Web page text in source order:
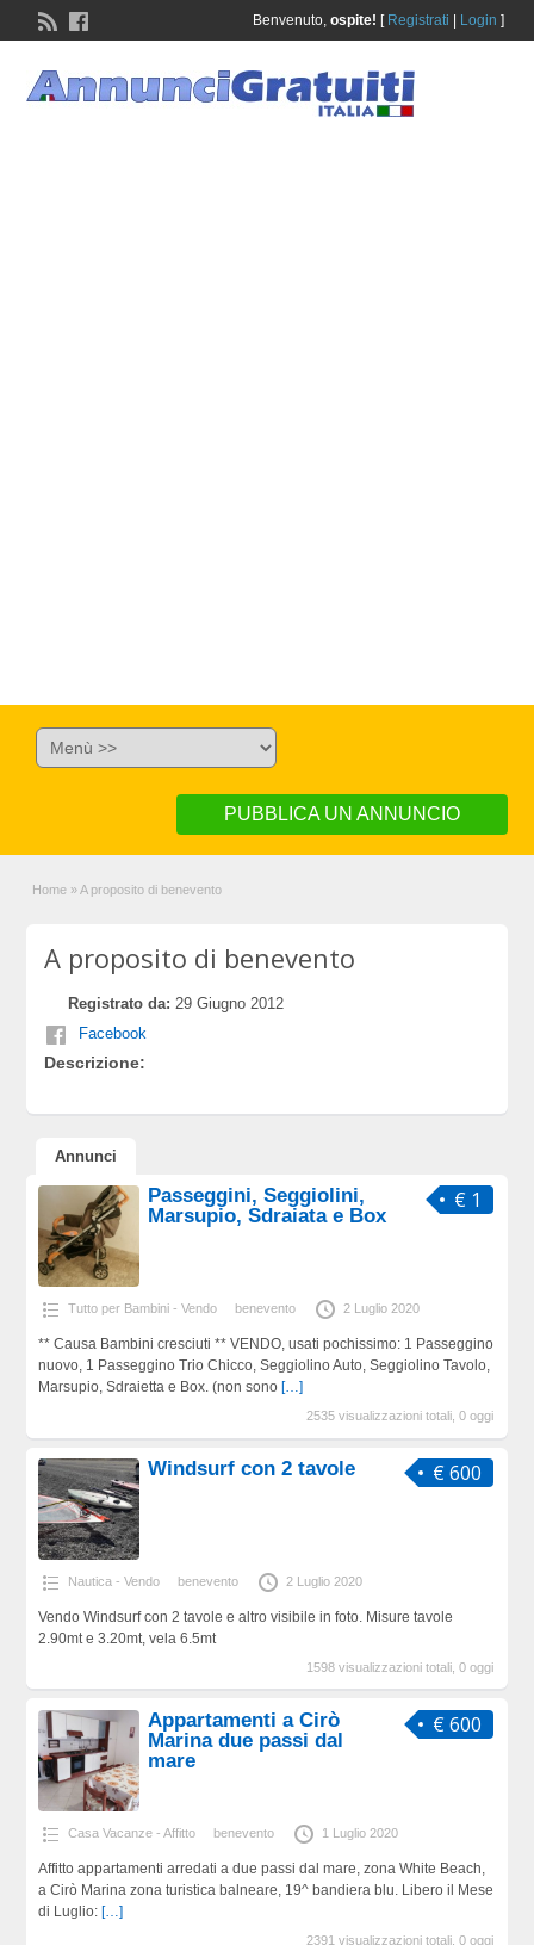
Benvenuto, ospite! [ Registrati Login ]
PUBBLICA UN ANNUNCIO
Home » A proposito di benevento
A proposito di benevento
Registrato da: 29 Giugno 2012
Facebook
Descrizione:
Annunci
€ 1
Passeggini, Seggiolini,
Marsupio, Sdraiata e Box
Tutto per Bambini - Vendo benevento 2 Luglio 2020
** Causa Bambini cresciuti ** VENDO, usati pochissimo: 1 Passeggino
nuovo, 1 Passeggino Trio Chicco, Seggiolino Auto, Seggiolino Tavolo,
Marsupio, Sdraietta e Box. (non sono […]
2535 visualizzazioni totali, 0 oggi
€ 600
Windsurf con 2 tavole
Nautica - Vendo benevento 2 Luglio 2020
Vendo Windsurf con 2 tavole e altro visibile in foto. Misure tavole
2.90mt e 3.20mt, vela 6.5mt
1598 visualizzazioni totali, 0 oggi
€ 600
Appartamenti a Cirò
Marina due passi dal
mare
Casa Vacanze - Affitto benevento 1 Luglio 2020
Affitto appartamenti arredati a due passi dal mare, zona White Beach,
a Cirò Marina zona turistica balneare, 19^ bandiera blu. Libero il Mese
di Luglio: […]
2391 visualizzazioni totali, 0 oggi